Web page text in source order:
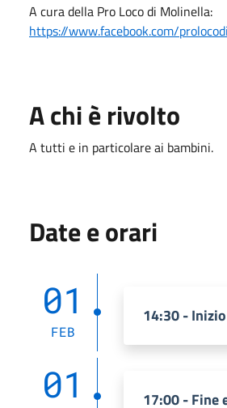
A cura della Pro Loco di Molinella:
https://www.facebook.com/
A chi è rivolto
A tutti e in particolare ai bambini.
Date e orari
01
FEB
14:30 -
01 17:00 - Fine